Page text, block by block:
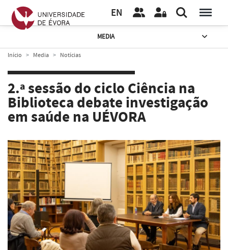
EN
MEDIA
Início Media Notícias
2.ª sessão do ciclo Ciência na
Biblioteca debate investigação
em saúde na UÉVORA